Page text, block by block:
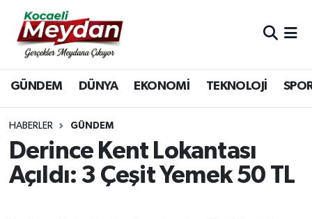
GÜNDEM DÜNYA EKONOMİ TEKNOLOJİ
HABERLER GÜNDEM
Derince Kent Lokantası
Açıldı: 3 Çeşit Yemek 50 TL
Nöbetçi Eczaneler
Hava Durumu
Trafik Durumu
Süper Lig Puan Durumu ve Fikstür